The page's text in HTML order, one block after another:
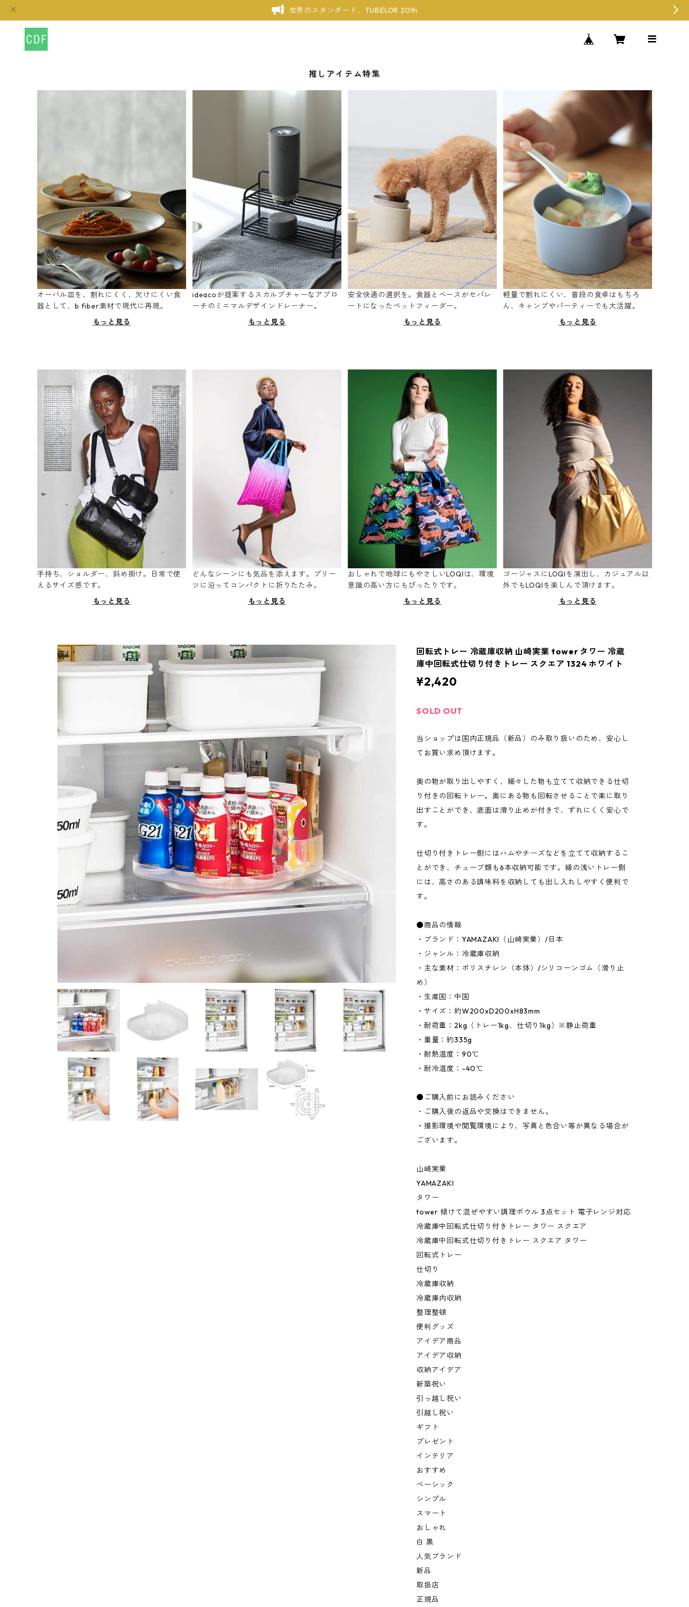
世界のスタンダード、TUBELOR 20th
推しアイテム特集
オーバル皿を、割れにくく、欠けにくい食
器として、b fiber素材で現代に再現。
もっと見る
ideacoが提案するスカルプチャーなアプロ
ーチのミニマルデザインドレーナー。
もっと見る
安全快適の選択を。食器とベースがセパレ
ートになったペットフィーダー。
もっと見る
軽量で割れにくい、普段の食卓はもちろ
ん、キャンプやパーティーでも大活躍。
もっと見る
手持ち、ショルダー、斜め掛け。日常で使
えるサイズ感です。
もっと見る
どんなシーンにも気品を添えます。プリー
ツに沿ってコンパクトに折りたたみ。
もっと見る
おしゃれで地球にもやさしいLOQIは、環境
意識の高い方にもぴったりです。
もっと見る
ゴージャスにLOQIを演出し、カジュアル以
外でもLOQIを楽しんで頂けます。
もっと見る
回転式トレー 冷蔵庫収納 山崎実業 tower タワー 冷蔵
庫中回転式仕切り付きトレー スクエア 1324 ホワイト
¥2,420
SOLD OUT
当ショップは国内正規品（新品）のみ取り扱いのため、安心し
てお買い求め頂けます。
奥の物が取り出しやすく、細々した物も立てて収納できる仕切
り付きの回転トレー。奥にある物も回転させることで楽に取り
出すことができ、底面は滑り止めが付きで、ずれにくく安心で
す。
仕切り付きトレー側にはハムやチーズなどを立てて収納するこ
とができ、チューブ類も6本収納可能です。縁の浅いトレー側
には、高さのある調味料を収納しても出し入れしやすく便利で
す。
●商品の情報
・ブランド：YAMAZAKI（山崎実業）/日本
・ジャンル：冷蔵庫収納
・主な素材：ポリスチレン（本体）/シリコーンゴム（滑り止
め）
・生産国：中国
・サイズ：約W200xD200xH83mm
・耐荷重：2kg（トレー1kg、仕切り1kg）※静止荷重
・重量：約335g
・耐熱温度：90℃
・耐冷温度：-40℃
●ご購入前にお読みください
・ご購入後の返品や交換はできません。
・撮影環境や閲覧環境により、写真と色合い等が異なる場合が
ございます。
山崎実業
YAMAZAKI
タワー
tower 傾けて混ぜやすい調理ボウル 3点セット 電子レンジ対応
冷蔵庫中回転式仕切り付きトレー タワー スクエア
冷蔵庫中回転式仕切り付きトレー スクエア タワー
回転式トレー
仕切り
冷蔵庫収納
冷蔵庫内収納
整理整頓
便利グッズ
アイデア商品
アイデア収納
収納アイデア
新築祝い
引っ越し祝い
引越し祝い
ギフト
プレゼント
インテリア
おすすめ
ベーシック
シンプル
スマート
おしゃれ
白 黒
人気ブランド
新品
取扱店
正規品